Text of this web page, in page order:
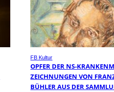
FB Kultur
OPFER DER NS-
ZEICHNUNGEN VON
BÜHLER AUS DER